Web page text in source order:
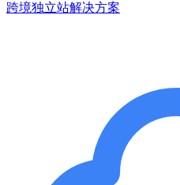
跨境独立站解决方案